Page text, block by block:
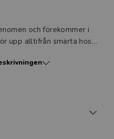
och förekommer i
upp alltifrån smärta hos
och ta till vara
med förslag på